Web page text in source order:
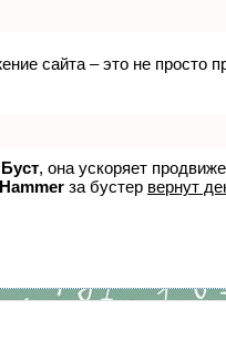
сайта – это не
Буст, она ускоряет
за бустер вернут